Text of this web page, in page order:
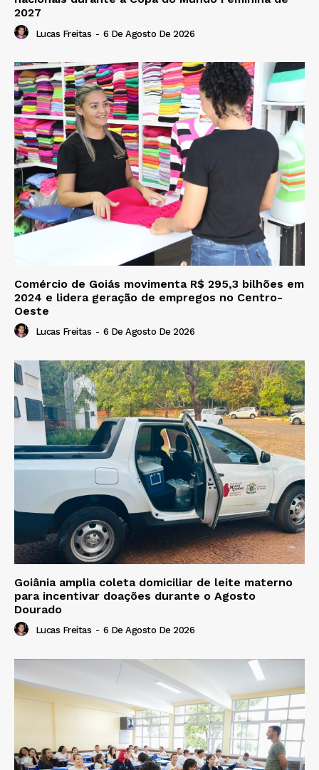
2027
Lucas Freitas - 6 De Agosto De 2026
Comércio de Goiás movimenta R$ 295,3 bilhões em
2024 e lidera geração de empregos no Centro-
Oeste
Lucas Freitas - 6 De Agosto De 2026
Goiânia amplia coleta domiciliar de leite materno
para incentivar doações durante o Agosto
Dourado
Lucas Freitas - 6 De Agosto De 2026